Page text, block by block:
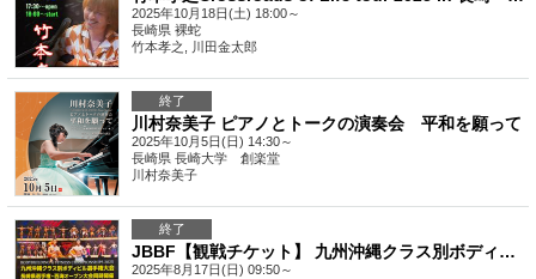
2025年10月18日(土) 18:00～
長崎県 裸蛇
竹本孝之, 川田金太郎
終了
川村奈美子 ピアノとトークの演奏会 平和を願って
2025年10月5日(日) 14:30～
長崎県 長崎大学 創楽堂
川村奈美子
終了
JBBF【観戦チケット】 九州沖縄クラス別ボディビル選手権＆長崎西海大会 2025
2025年8月17日(日) 09:50～